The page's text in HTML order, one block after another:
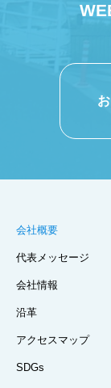
会社概要
代表メッセージ
会社情報
沿革
アクセスマップ
SDGs